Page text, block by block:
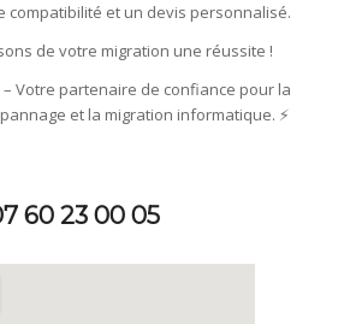
compatibilité et un devis personnalisé.
de votre migration une réussite !
– Votre partenaire de confiance pour la
et la migration informatique. ⚡
60 23 00 05